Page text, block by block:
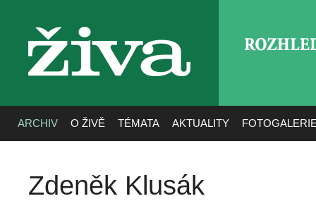
živa
ARCHIV O ŽIVĚ TÉMATA AKTUALITY
Zdeněk Klusák